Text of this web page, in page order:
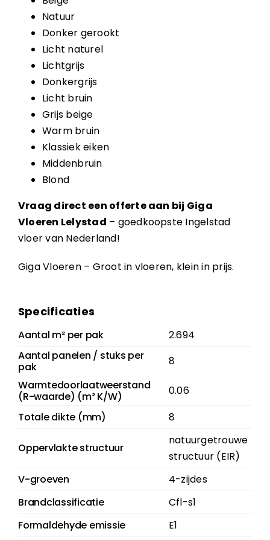
Natuur
Donker gerookt
Licht naturel
Lichtgrijs
Donkergrijs
Licht bruin
Grijs beige
Warm bruin
Klassiek eiken
Middenbruin
Blond
Vraag direct een offerte aan bij Giga
Vloeren Lelystad – goedkoopste Ingelstad
vloer van Nederland!
Giga Vloeren – Groot in vloeren, klein in prijs.
Specificaties
Aantal m² per pak
2.694
Aantal panelen / stuks per
pak
8
Warmtedoorlaatweerstand
(R-waarde) (m² K/W)
0.06
Totale dikte (mm)
8
Oppervlakte structuur
natuurgetrouwe
structuur (EIR)
V-groeven
4-zijdes
Brandclassificatie
Cfl-s1
Formaldehyde emissie
E1